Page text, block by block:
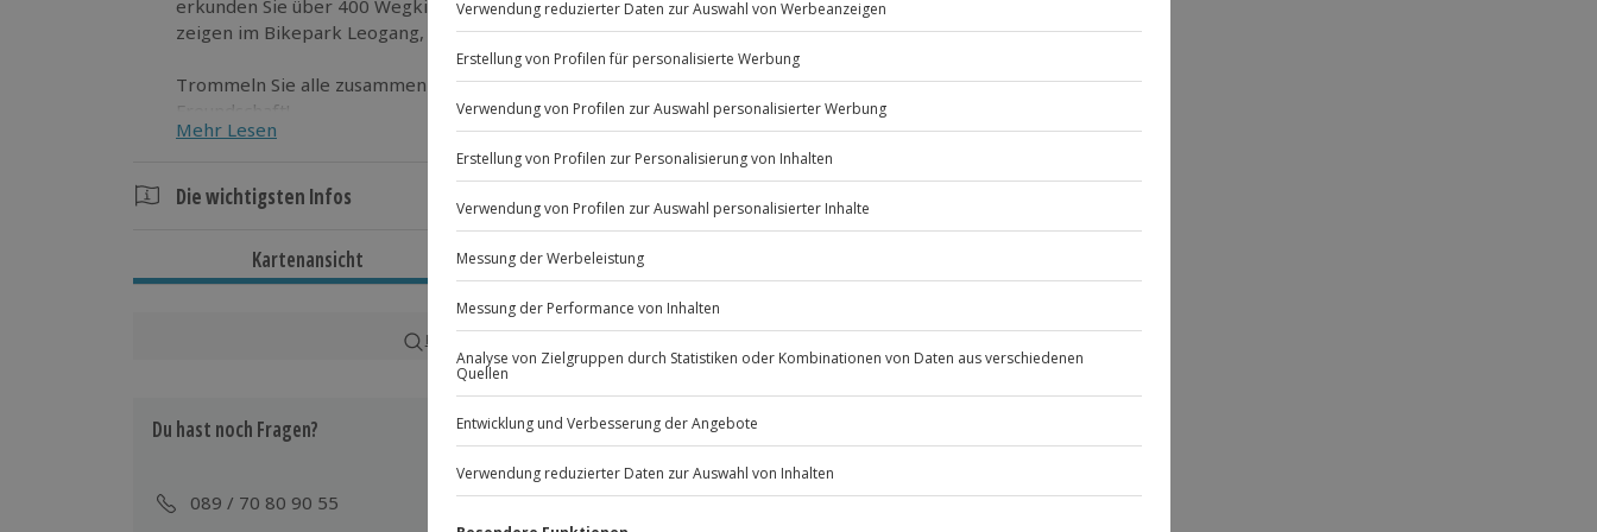
erkunden Sie über 400 Wegkilometer. Ambitionierte Mountainbiker
zeigen im Bikepark Leogang, dass Sie Ihr Mountainbike im Griff haben.
Trommeln Sie alle zusammen und singen Sie gemeinsam ein Hoch auf Ihre
Freundschaft!
Mehr Lesen
Die wichtigsten Infos
4 Tage
Im Zeitraum vom 01.04. bis 15.12. zu bestimmten Terminen verfügbar
Nichtraucher-Ferienhaus
Kartenansicht Listenansicht
© OpenStreetMaps
Karte in Großansicht
Du hast noch Fragen?
089 / 70 80 90 55
Jochen SchweizerGmbH